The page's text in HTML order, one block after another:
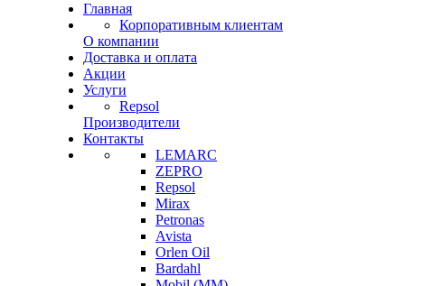
Главная
Корпоративным клиентам
О компании
Доставка и оплата
Акции
Услуги
Repsol
Производители
Контакты
LEMARC
ZEPRO
Repsol
Mirax
Petronas
Avista
Orlen Oil
Bardahl